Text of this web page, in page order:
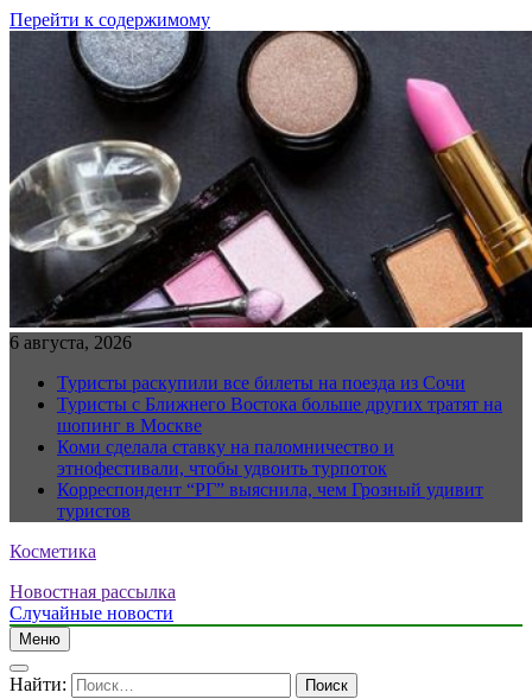
Перейти к содержимому
6 августа, 2026
Туристы раскупили все билеты на поезда из Сочи
Туристы с Ближнего Востока больше других тратят на
шопинг в Москве
Коми сделала ставку на паломничество и
этнофестивали, чтобы удвоить турпоток
Корреспондент “РГ” выяснила, чем Грозный удивит
туристов
Косметика
Новостная рассылка
Случайные новости
Меню
Найти: